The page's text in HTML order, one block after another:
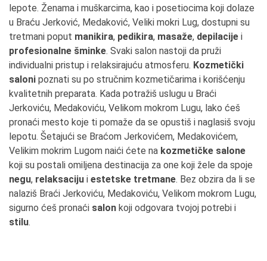
lepote. Ženama i muškarcima, kao i posetiocima koji dolaze
u Braću Jerković, Medaković, Veliki mokri Lug, dostupni su
tretmani poput manikira, pedikira, masaže, depilacije i
profesionalne šminke. Svaki salon nastoji da pruži
individualni pristup i relaksirajuću atmosferu. Kozmetički
saloni poznati su po stručnim kozmetičarima i korišćenju
kvalitetnih preparata. Kada potražiš uslugu u Braći
Jerkoviću, Medakoviću, Velikom mokrom Lugu, lako ćeš
pronaći mesto koje ti pomaže da se opustiš i naglasiš svoju
lepotu. Šetajući se Braćom Jerkovićem, Medakovićem,
Velikim mokrim Lugom naići ćete na kozmetičke salone
koji su postali omiljena destinacija za one koji žele da spoje
negu, relaksaciju i estetske tretmane. Bez obzira da li se
nalaziš Braći Jerkoviću, Medakoviću, Velikom mokrom Lugu,
sigurno ćeš pronaći salon koji odgovara tvojoj potrebi i
stilu.